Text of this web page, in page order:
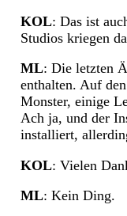
KOL: Das ist
Studios kriegen
ML: Die letzten
enthalten. Auf
Monster, einige
Ach ja, und der
installiert,
KOL: Vielen
ML: Kein Ding.